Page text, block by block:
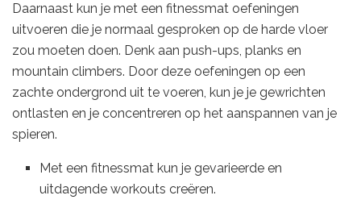
Daarnaast kun je met een fitnessmat oefeningen
uitvoeren die je normaal gesproken op de harde vloer
zou moeten doen. Denk aan push-ups, planks en
mountain climbers. Door deze oefeningen op een
zachte ondergrond uit te voeren, kun je je gewrichten
ontlasten en je concentreren op het aanspannen van je
spieren.
Met een fitnessmat kun je gevarieerde en
uitdagende workouts creëren.